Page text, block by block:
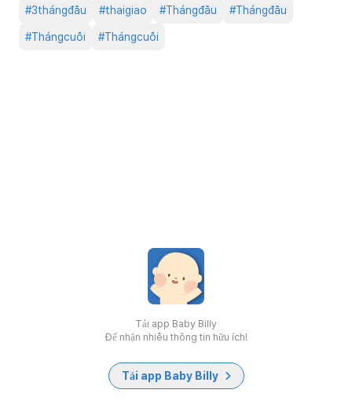
#3thángđầu #thaigiao #Thángđầu #Thángđầu
#Thángcuối #Thángcuối
Tải app Baby Billy
Để nhận nhiều thông tin hữu ích!
Tải app Baby Billy